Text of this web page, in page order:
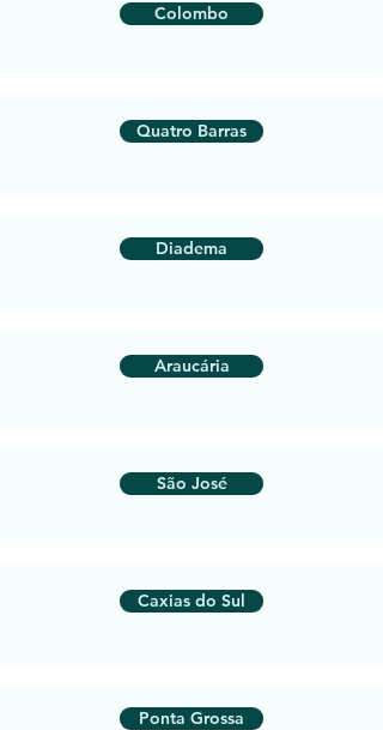
Colombo
Quatro Barras
Diadema
Araucária
São José
Caxias do Sul
Ponta Grossa